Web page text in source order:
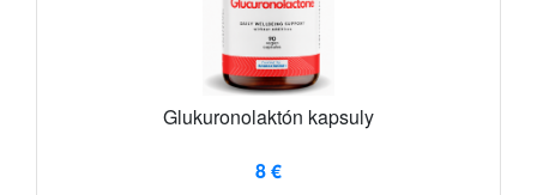
Glukuronolaktón kapsuly
8 €